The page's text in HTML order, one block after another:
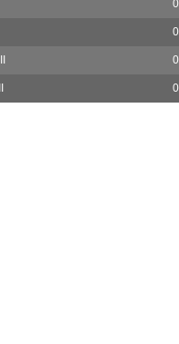
0
0
0
0